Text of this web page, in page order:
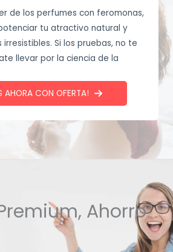
de los perfumes con feromonas,
tu atractivo natural y
Si los pruebas, no te
llevar por la ciencia de la
AHORA CON OFERTA!
Ahorro